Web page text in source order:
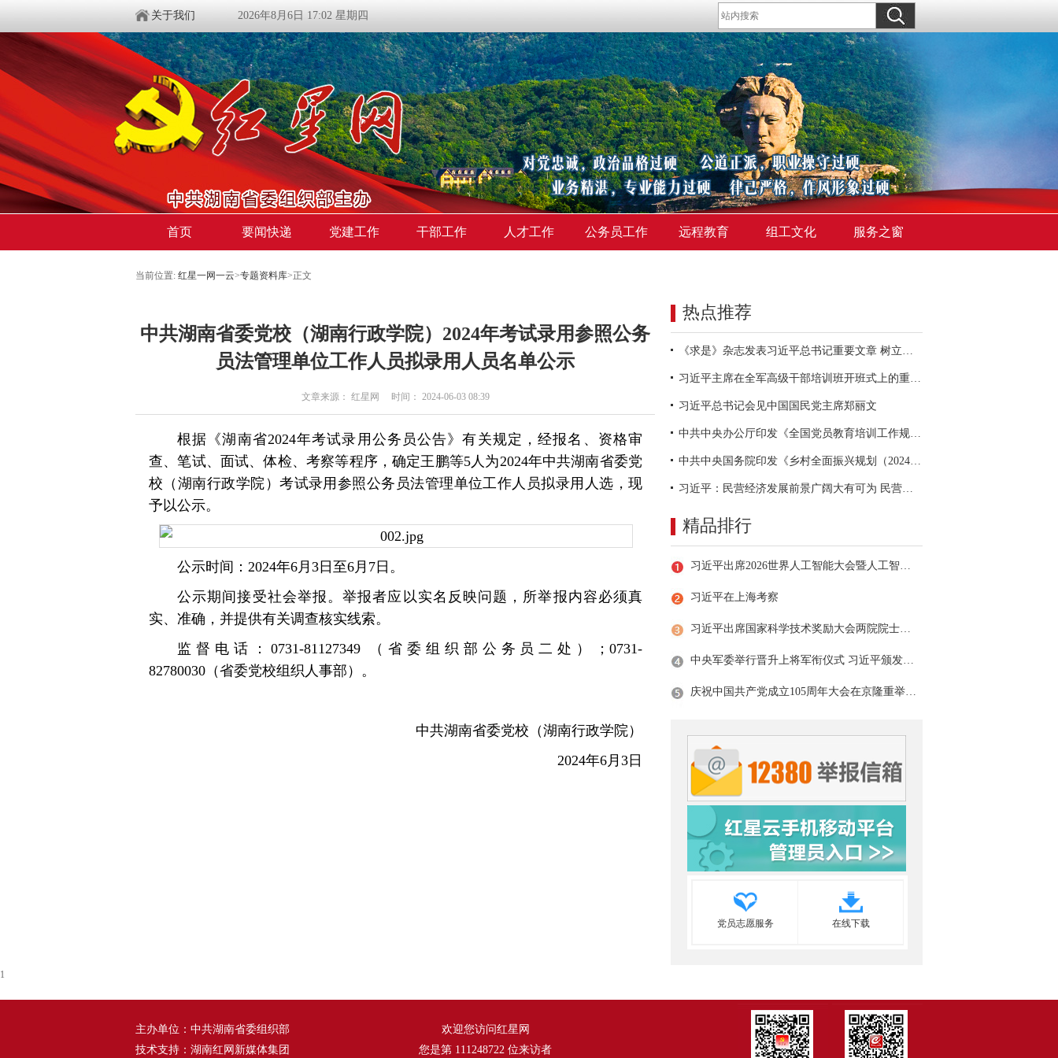
关于我们 2026年8月6日 17:02 星期四
首页 要闻快递 党建工作 干部工作 人才工作 公务员工作 远程教育 组工文化 服务之窗
当前位置: 红星一网一云>专题资料库>正文
中共湖南省委党校（湖南行政学院）2024年考试录用参照公务
员法管理单位工作人员拟录用人员名单公示
文章来源： 红星网 时间： 2024-06-03 08:39
根据《湖南省2024年考试录用公务员公告》有关规定，经报名、资格审
查、笔试、面试、体检、考察等程序，确定王鹏等5人为2024年中共湖南省委党
校（湖南行政学院）考试录用参照公务员法管理单位工作人员拟录用人选，现
予以公示。
公示时间：2024年6月3日至6月7日。
公示期间接受社会举报。举报者应以实名反映问题，所举报内容必须真
实、准确，并提供有关调查核实线索。
监督电话：0731-81127349 （省委组织部公务员二处）；0731-
82780030（省委党校组织人事部）。
中共湖南省委党校（湖南行政学院）
2024年6月3日
热点推荐
《求是》杂志发表习近平总书记重要文章 树立和践行正确政绩观
习近平主席在全军高级干部培训班开班式上的重要讲话引领全军开展思想整风、深化政治整训
习近平总书记会见中国国民党主席郑丽文
中共中央办公厅印发《全国党员教育培训工作规划（2024－2028年）》
中共中央国务院印发《乡村全面振兴规划（2024—2027年）》
习近平：民营经济发展前景广阔大有可为 民营企业和民营企业家大显身手正当其时
精品排行
习近平出席2026世界人工智能大会暨人工智能全球治理高级别会议开幕式并发表主旨讲话
习近平在上海考察
习近平出席国家科学技术奖励大会两院院士大会中国科协第十一次全国代表大会并发表重要讲话
中央军委举行晋升上将军衔仪式 习近平颁发命令状并向晋衔的军官表示祝贺
庆祝中国共产党成立105周年大会在京隆重举行 习近平发表重要讲话
党员志愿服务 在线下载
1
主办单位：中共湖南省委组织部
技术支持：湖南红网新媒体集团
欢迎您访问红星网
您是第 111248722 位来访者